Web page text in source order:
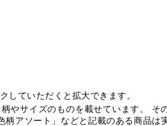
していただくと拡大できます。
やサイズのものを載せています。 そ
柄アソート」などと記載のある商品は